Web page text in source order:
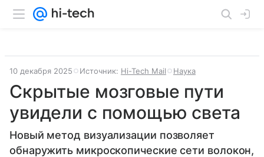
10 декабря 2025 Источник: Hi-Tech Mail Наука
Скрытые мозговые пути
увидели с помощью света
Новый метод визуализации позволяет
обнаружить микроскопические сети волокон,